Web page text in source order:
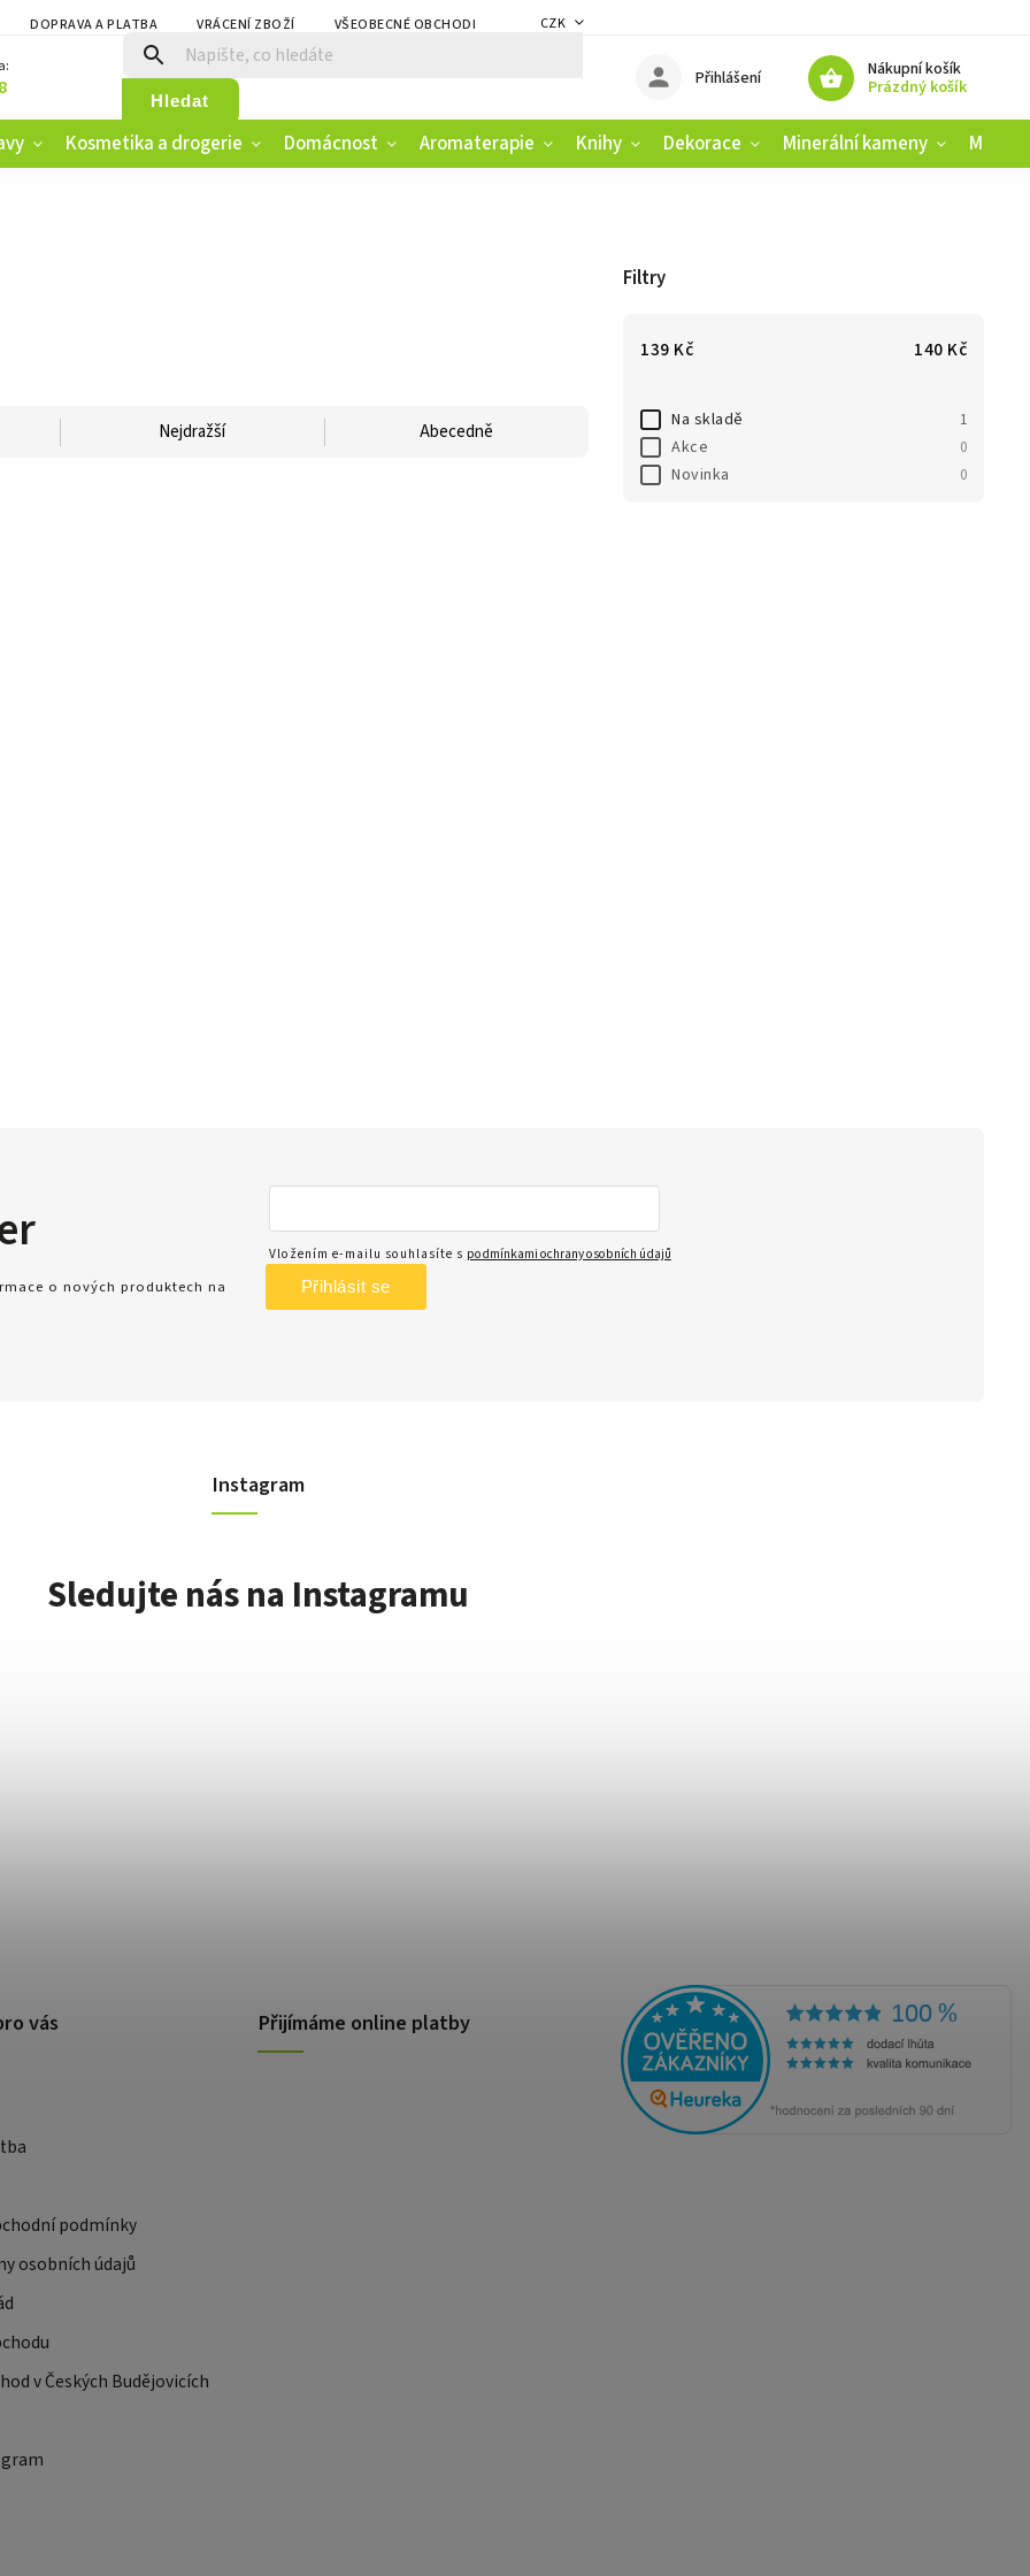
DOPRAVA A PLATBA VRÁCENÍ ZBOŽÍ VŠEOBECNÉ OBCHODNÍ PODMÍNKY
CZK
Hledat
Nákupní košík
Prázdný košík
Přihlášení
Kosmetika a drogerie Domácnost Aromaterapie Knihy Dekorace Minerální kameny
Filtry
139 Kč 140 Kč
Na skladě 1
Akce 0
Novinka 0
Nejdražší Abecedně
Instagram
Sledujte nás na Instagramu
o nových produktech na
Vložením e-mailu souhlasíte s podmínkami ochrany osobních údajů
Přihlásit se
vás
podmínky
osobních údajů
v Českých Budějovicích
Přijímáme online platby